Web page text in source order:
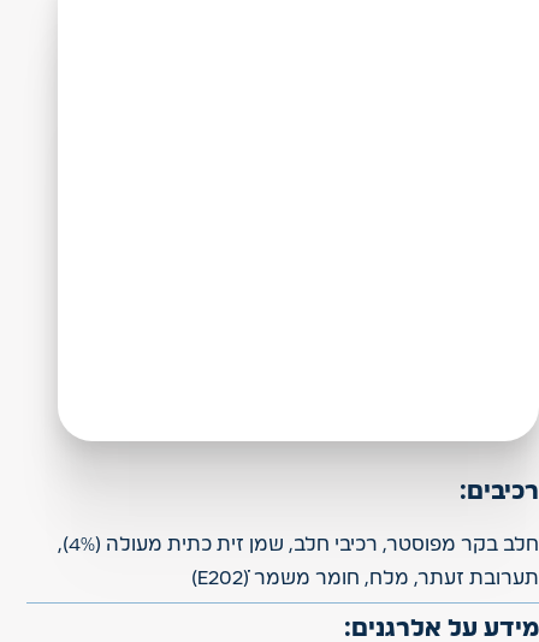
רכיבים:
חלב בקר מפוסטר, רכיבי חלב, שמן זית כתית מעולה (4%),
תערובת זעתר, מלח, חומר משמר (E202ׂׂׂׂ)
מידע על אלרגנים: